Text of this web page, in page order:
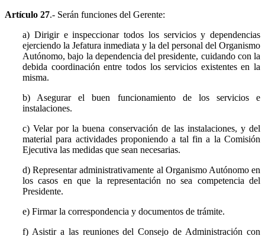
Artículo 27.- Serán funciones del Gerente:
a) Dirigir e inspeccionar todos los servicios y dependencias
ejerciendo la Jefatura inmediata y la del personal del Organismo
Autónomo, bajo la dependencia del presidente, cuidando con la
debida coordinación entre todos los servicios existentes en la
misma.
b) Asegurar el buen funcionamiento de los servicios e
instalaciones.
c) Velar por la buena conservación de las instalaciones, y del
material para actividades proponiendo a tal fin a la Comisión
Ejecutiva las medidas que sean necesarias.
d) Representar administrativamente al Organismo Autónomo en
los casos en que la representación no sea competencia del
Presidente.
e) Firmar la correspondencia y documentos de trámite.
f) Asistir a las reuniones del Consejo de Administración con